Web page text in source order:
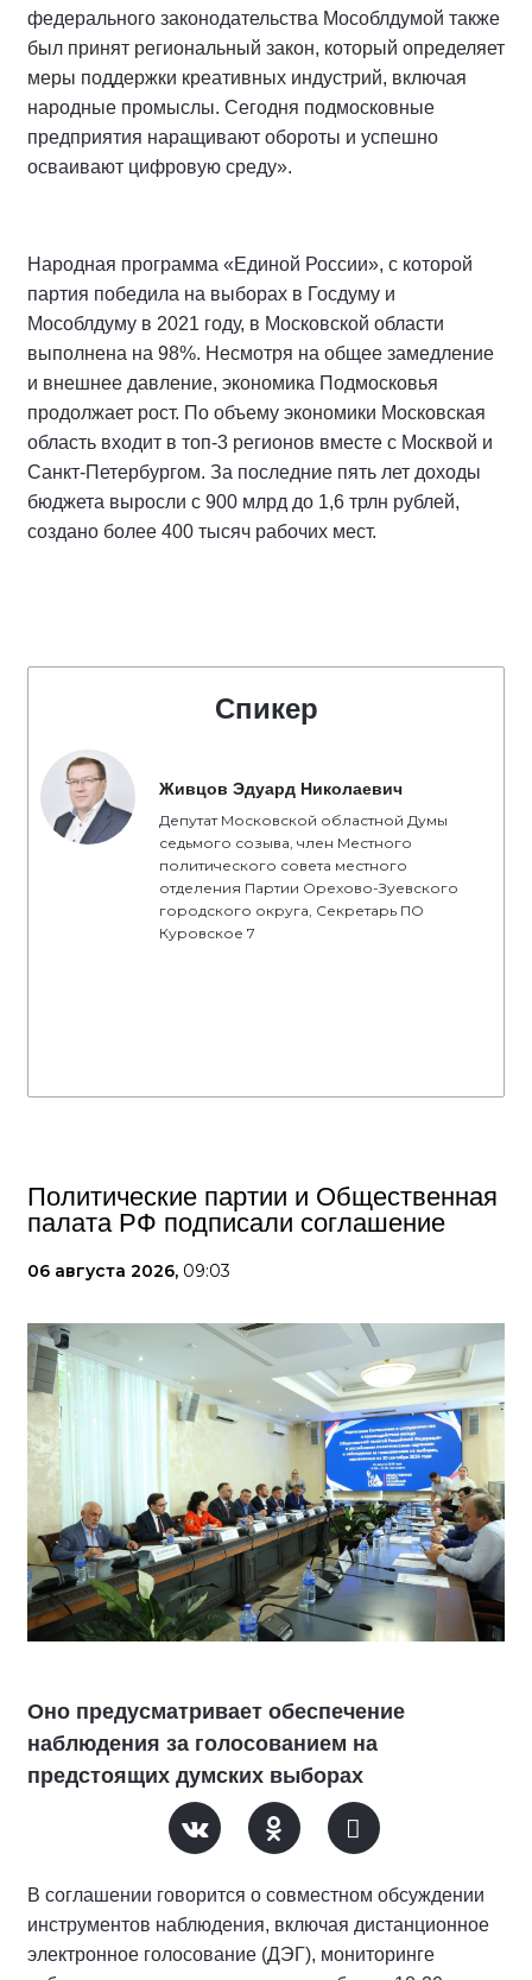
федерального законодательства Мособлдумой также
был принят региональный закон, который определяет
меры поддержки креативных индустрий, включая
народные промыслы. Сегодня подмосковные
предприятия наращивают обороты и успешно
осваивают цифровую среду».
Народная программа «Единой России», с которой
партия победила на выборах в Госдуму и
Мособлдуму в 2021 году, в Московской области
выполнена на 98%. Несмотря на общее замедление
и внешнее давление, экономика Подмосковья
продолжает рост. По объему экономики Московская
область входит в топ-3 регионов вместе с Москвой и
Санкт-Петербургом. За последние пять лет доходы
бюджета выросли с 900 млрд до 1,6 трлн рублей,
создано более 400 тысяч рабочих мест.
Спикер
Живцов Эдуард Николаевич
Депутат Московской областной Думы
седьмого созыва, член Местного
политического совета местного
отделения Партии Орехово-Зуевского
городского округа, Секретарь ПО
Куровское 7
Политические партии и Общественная
палата РФ подписали соглашение
06 августа 2026, 09:03
Оно предусматривает обеспечение
наблюдения за голосованием на
предстоящих думских выборах
В соглашении говорится о совместном обсуждении
инструментов наблюдения, включая дистанционное
электронное голосование (ДЭГ), мониторинге